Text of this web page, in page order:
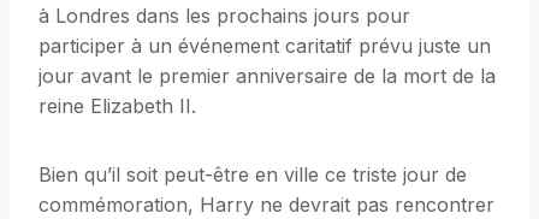
à Londres dans les prochains jours pour
participer à un événement caritatif prévu juste un
jour avant le premier anniversaire de la mort de la
reine Elizabeth II.
Bien qu’il soit peut-être en ville ce triste jour de
commémoration, Harry ne devrait pas rencontrer